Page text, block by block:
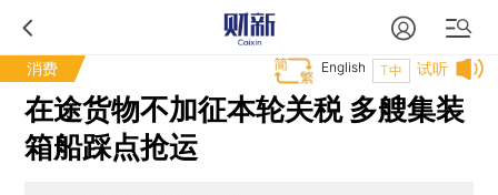
消费 试听
T中
English
在途货物不加征本轮关税 多艘集装
箱船踩点抢运